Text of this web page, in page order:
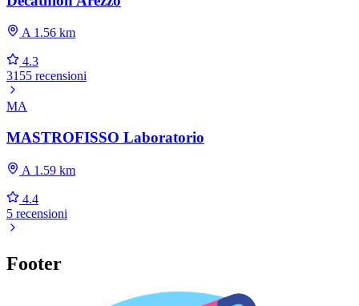
A 1.56 km
4.3
3155 recensioni
MA
MASTROFISSO Laboratorio
A 1.59 km
4.4
5 recensioni
Footer